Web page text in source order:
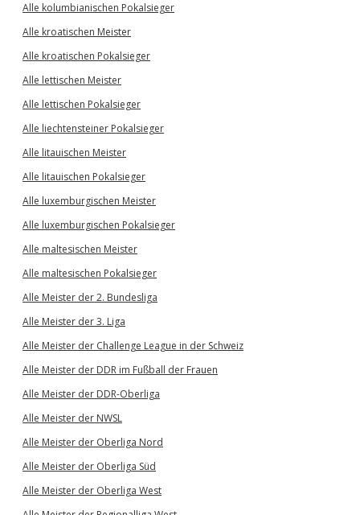
Alle kolumbianischen Pokalsieger
Alle kroatischen Meister
Alle kroatischen Pokalsieger
Alle lettischen Meister
Alle lettischen Pokalsieger
Alle liechtensteiner Pokalsieger
Alle litauischen Meister
Alle litauischen Pokalsieger
Alle luxemburgischen Meister
Alle luxemburgischen Pokalsieger
Alle maltesischen Meister
Alle maltesischen Pokalsieger
Alle Meister der 2. Bundesliga
Alle Meister der 3. Liga
Alle Meister der Challenge League in der Schweiz
Alle Meister der DDR im Fußball der Frauen
Alle Meister der DDR-Oberliga
Alle Meister der NWSL
Alle Meister der Oberliga Nord
Alle Meister der Oberliga Süd
Alle Meister der Oberliga West